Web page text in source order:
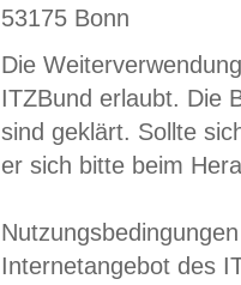
53175 Bonn
Die
ITZBund erlaubt. Die
sind geklärt. Sollte
er sich bitte beim
Internetangebot des